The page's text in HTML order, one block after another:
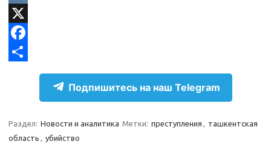
e
g
d
n
o
s
V
KX
F
bр
Подпишитесь на наш Telegram
Раздел: Новости и аналитика Метки: преступления
ташкентская
область
убийство